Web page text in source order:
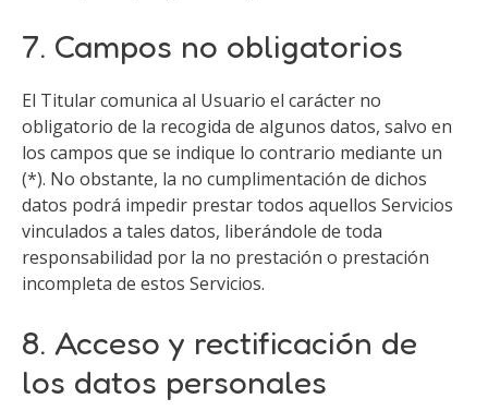
7. Campos no obligatorios
El Titular comunica al Usuario el carácter no
obligatorio de la recogida de algunos datos, salvo en
los campos que se indique lo contrario mediante un
(*). No obstante, la no cumplimentación de dichos
datos podrá impedir prestar todos aquellos Servicios
vinculados a tales datos, liberándole de toda
responsabilidad por la no prestación o prestación
incompleta de estos Servicios.
8. Acceso y rectificación de
los datos personales